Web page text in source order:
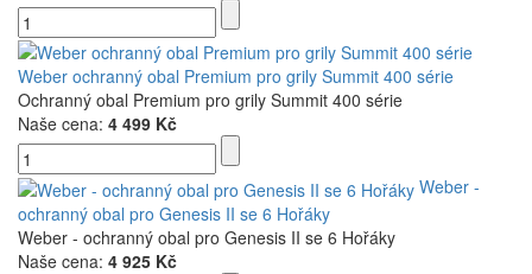
Weber ochranný obal Premium pro grily Summit 400 série
Ochranný obal Premium pro grily Summit 400 série
Naše cena: 4 499 Kč
Weber -
ochranný obal pro Genesis II se 6 Hořáky
Weber - ochranný obal pro Genesis II se 6 Hořáky
Naše cena: 4 925 Kč